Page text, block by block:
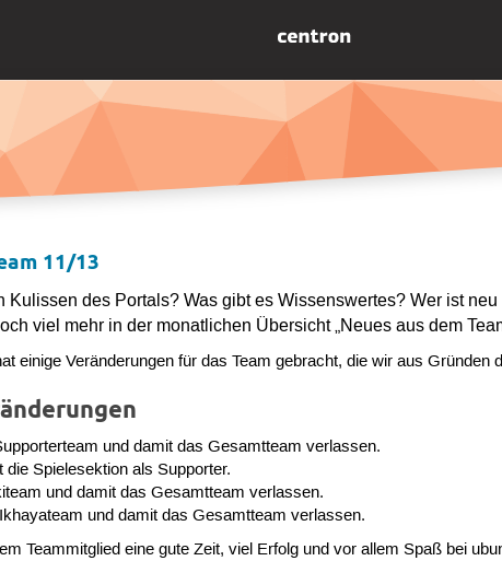
11/13
Kulissen des Portals? Was gibt es Wissenswertes? Wer ist
viel mehr in der monatlichen Übersicht „Neues aus dem
einige Veränderungen für das Team gebracht, die wir aus Gründen
und damit das Gesamtteam verlassen.
Spielesektion als Supporter.
und damit das Gesamtteam verlassen.
und damit das Gesamtteam verlassen.
Teammitglied eine gute Zeit, viel Erfolg und vor allem Spaß bei